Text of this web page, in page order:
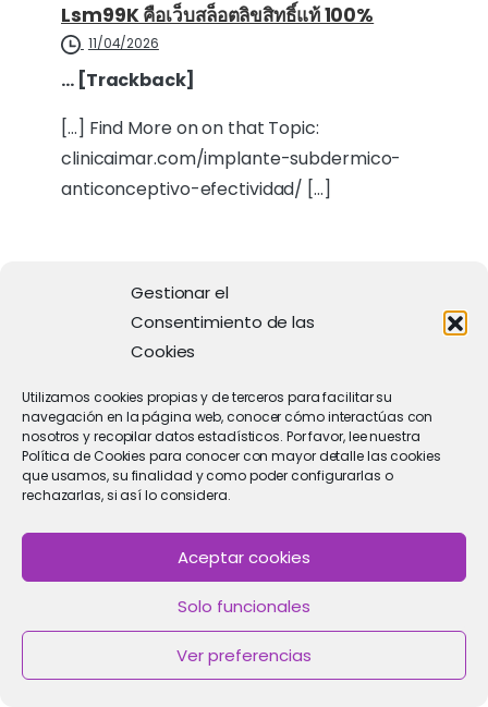
Gestionar el
Consentimiento de las
Cookies
Utilizamos cookies propias y de terceros para facilitar su
navegación en la página web, conocer cómo interactúas con
nosotros y recopilar datos estadísticos. Por favor, lee nuestra
Política de Cookies para conocer con mayor detalle las cookies
que usamos, su finalidad y como poder configurarlas o
rechazarlas, si así lo considera.
Aceptar cookies
Solo funcionales
Ver preferencias
Lsm99K คือเว็บสล็อตลิขสิทธิ์แท้ 100%
11/04/2026
… [Trackback]
[…] Find More on on that Topic:
clinicaimar.com/implante-subdermico-
anticonceptivo-efectividad/ […]
เว็บตรงฝากถอนง่าย
02/04/2026
[…] Here you can find 65955 additional Info on
that Topic: clinicaimar.com/implante-
subdermico-anticonceptivo-efectividad/ […]
switching